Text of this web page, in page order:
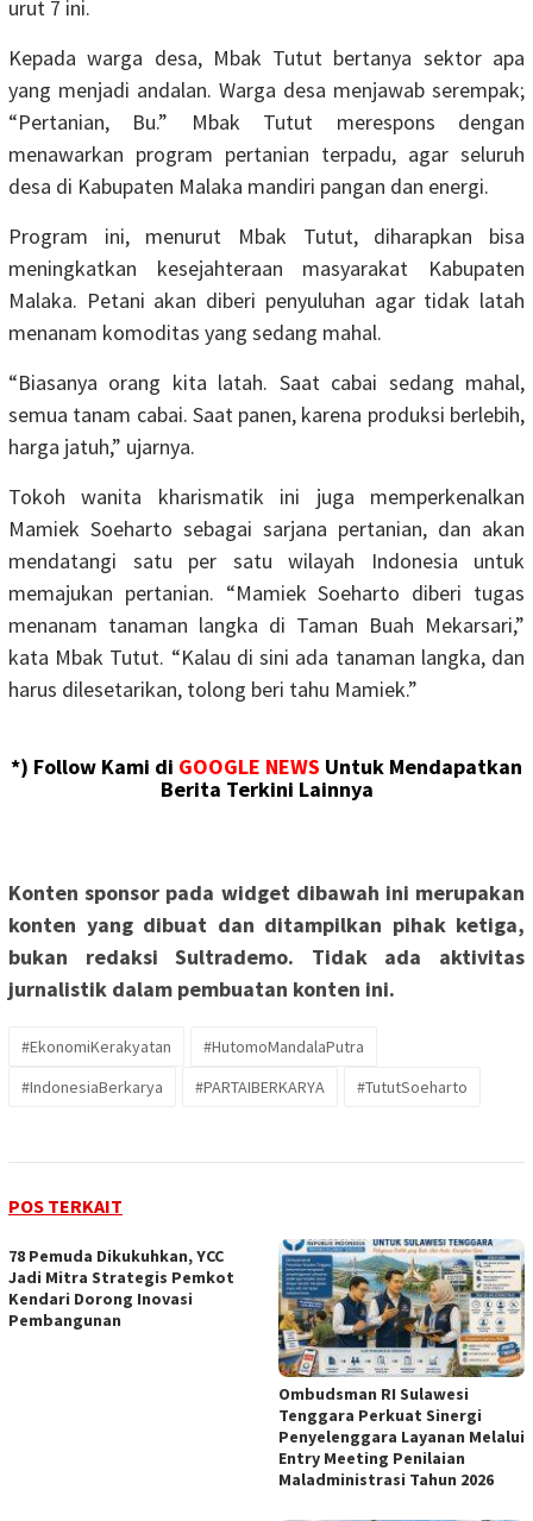
urut 7 ini.
Kepada warga desa, Mbak Tutut bertanya sektor apa
yang menjadi andalan. Warga desa menjawab serempak;
“Pertanian, Bu.” Mbak Tutut merespons dengan
menawarkan program pertanian terpadu, agar seluruh
desa di Kabupaten Malaka mandiri pangan dan energi.
Program ini, menurut Mbak Tutut, diharapkan bisa
meningkatkan kesejahteraan masyarakat Kabupaten
Malaka. Petani akan diberi penyuluhan agar tidak latah
menanam komoditas yang sedang mahal.
“Biasanya orang kita latah. Saat cabai sedang mahal,
semua tanam cabai. Saat panen, karena produksi berlebih,
harga jatuh,” ujarnya.
Tokoh wanita kharismatik ini juga memperkenalkan
Mamiek Soeharto sebagai sarjana pertanian, dan akan
mendatangi satu per satu wilayah Indonesia untuk
memajukan pertanian. “Mamiek Soeharto diberi tugas
menanam tanaman langka di Taman Buah Mekarsari,”
kata Mbak Tutut. “Kalau di sini ada tanaman langka, dan
harus dilesetarikan, tolong beri tahu Mamiek.”
*) Follow Kami di GOOGLE NEWS Untuk Mendapatkan
Berita Terkini Lainnya
Konten sponsor pada widget dibawah ini merupakan
konten yang dibuat dan ditampilkan pihak ketiga,
bukan redaksi Sultrademo. Tidak ada aktivitas
jurnalistik dalam pembuatan konten ini.
#EkonomiKerakyatan
#HutomoMandalaPutra
#IndonesiaBerkarya
#PARTAIBERKARYA #TututSoeharto
POS TERKAIT
78 Pemuda Dikukuhkan, YCC
Jadi Mitra Strategis Pemkot
Kendari Dorong Inovasi
Pembangunan
Ombudsman RI Sulawesi
Tenggara Perkuat Sinergi
Penyelenggara Layanan Melalui
Entry Meeting Penilaian
Maladministrasi Tahun 2026